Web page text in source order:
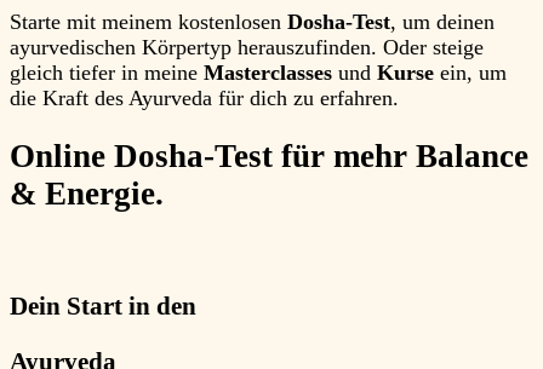
Starte mit meinem kostenlosen Dosha-Test, um deinen
ayurvedischen Körpertyp herauszufinden. Oder steige
gleich tiefer in meine Masterclasses und Kurse ein, um
die Kraft des Ayurveda für dich zu erfahren.
Online Dosha-Test für mehr Balance
& Energie.
Dein Start in den
Ayurveda